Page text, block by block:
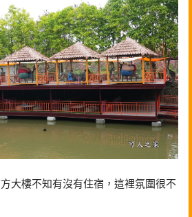
大樓不知有沒有住宿，這裡氛圍很不